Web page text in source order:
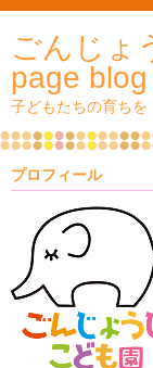
ごんじ
page blog
子どもたちの育ち
プロフィール